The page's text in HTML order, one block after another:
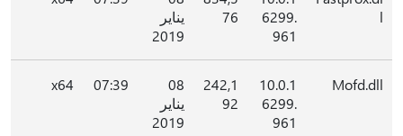
l
6299.
961
76
يناير
2019
Mofd.dll
10.0.1
6299.
961
242,1
92
08
يناير
2019
07:39
x64